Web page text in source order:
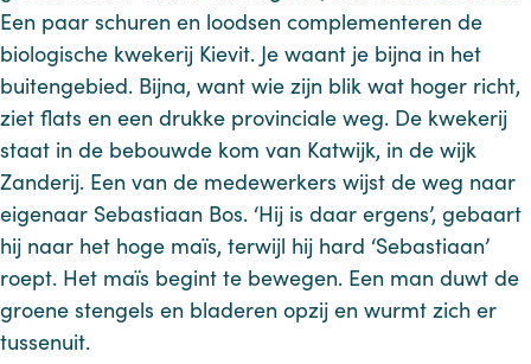
Een paar schuren en loodsen complementeren de
biologische kwekerij Kievit. Je waant je bijna in het
buitengebied. Bijna, want wie zijn blik wat hoger richt,
ziet flats en een drukke provinciale weg. De kwekerij
staat in de bebouwde kom van Katwijk, in de wijk
Zanderij. Een van de medewerkers wijst de weg naar
eigenaar Sebastiaan Bos. ‘Hij is daar ergens’, gebaart
hij naar het hoge maïs, terwijl hij hard ‘Sebastiaan’
roept. Het maïs begint te bewegen. Een man duwt de
groene stengels en bladeren opzij en wurmt zich er
tussenuit.